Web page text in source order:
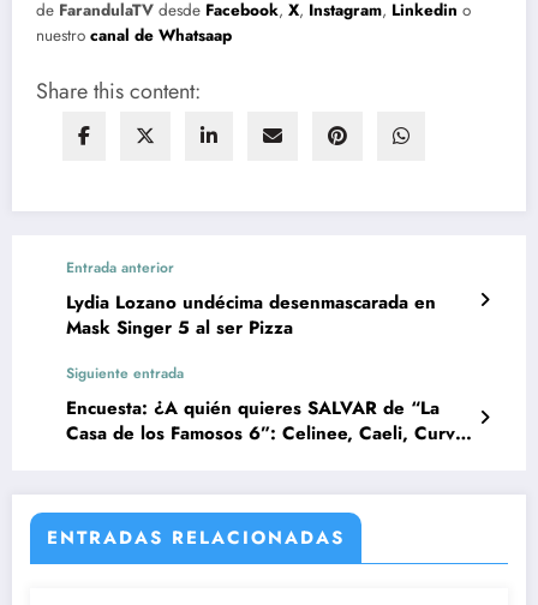
de FarandulaTV desde Facebook, X, Instagram, Linkedin o
nuestro canal de Whatsaap
Share this content:
Entrada anterior
Lydia Lozano undécima desenmascarada en
Mask Singer 5 al ser Pizza
Siguiente entrada
Encuesta: ¿A quién quieres SALVAR de “La
Casa de los Famosos 6”: Celinee, Caeli, Curvy,
ENTRADAS RELACIONADAS